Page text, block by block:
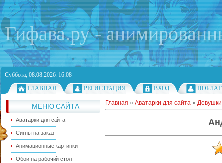
Гифава.ру -
Суббота, 08.08.2026, 16:08
ГЛАВНАЯ
РЕГИСТРАЦИЯ ВХОД
МЕНЮ САЙТА
Аватарки для сайта
Сигны на заказ
Анимационные картинки
Обои на рабочий стол
Главная » Аватарки для сайта »